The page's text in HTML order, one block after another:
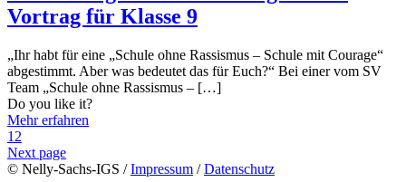
Vortrag für Klasse 9
„Ihr habt für eine „Schule ohne Rassismus – Schule mit Courage“
abgestimmt. Aber was bedeutet das für Euch?“ Bei einer vom SV
Team „Schule ohne Rassismus – […]
Do you like it?
Mehr erfahren
1 2
Next page
© Nelly-Sachs-IGS /Impressum /Datenschutz